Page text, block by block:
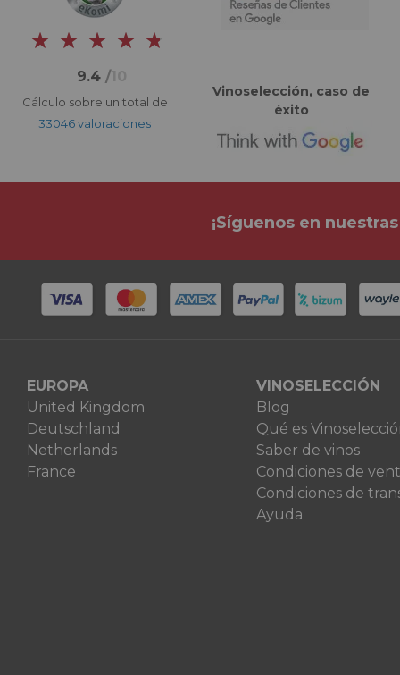
9.4 /10
Cálculo sobre un total de
33046 valoraciones
Vinoselección, caso de
éxito
¡Síguenos en
EUROPA
United Kingdom
Deutschland
Netherlands
France
VINOSELECCIÓN
Blog
Qué es
Saber de vinos
Condiciones de
Condiciones de
Ayuda